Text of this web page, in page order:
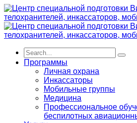
Программы
Личная охрана
Инкассаторы
Мобильные группы
Медицина
Профессиональное
беспилотных